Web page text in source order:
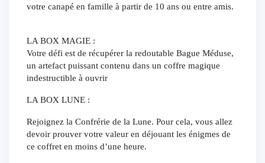
votre canapé en famille à partir de 10 ans ou entre amis.
LA BOX MAGIE :
Votre défi est de récupérer la redoutable Bague Méduse,
un artefact puissant contenu dans un coffre magique
indestructible à ouvrir
LA BOX LUNE :
Rejoignez la Confrérie de la Lune. Pour cela, vous allez
devoir prouver votre valeur en déjouant les énigmes de
ce coffret en moins d’une heure.